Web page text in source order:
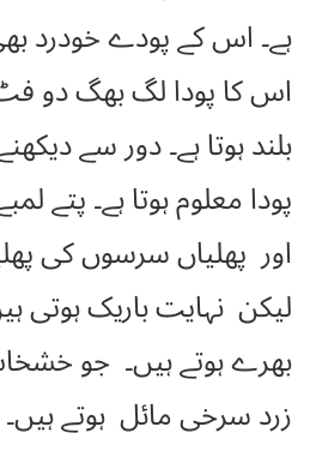
ہے۔ اس کے پودے خودرد
اس کا پودا لگ بھگ
بلند ہوتا ہے۔ دور سے
پودا معلوم ہوتا ہے۔ پتے
اور پھلیاں سرسوں کی
لیکن نہایت باریک ہوتی
بھرے ہوتے ہیں۔ جو
زرد سرخی مائل ہوتے